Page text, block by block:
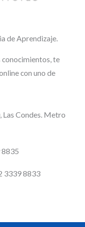
de Aprendizaje.
conocimientos, te
con uno de
Las Condes. Metro
8835
3339 8833